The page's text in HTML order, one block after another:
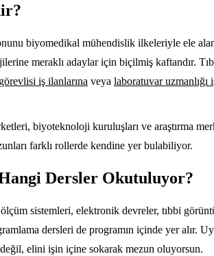
biyomedikal mühendislik ilkeleriyle ele
meraklı adaylar için biçilmiş kaftandır.
iş ilanlarına veya laboratuvar uzmanlığı
biyoteknoloji kuruluşları ve araştırma
farklı rollerde kendine yer bulabiliyor.
Dersler Okutuluyor?
sistemleri, elektronik devreler, tıbbi
dersleri de programın içinde yer alır.
değil, elini işin içine sokarak mezun oluyorsun.